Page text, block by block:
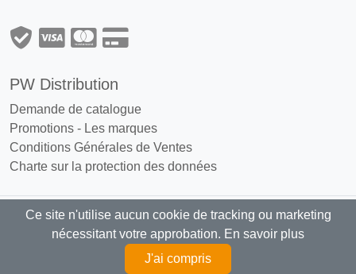
PW Distribution
Demande de catalogue
Promotions - Les marques
Conditions Générales de Ventes
Charte sur la protection des données
PW Distribution : Grossiste, distributeur
articles fumeurs exclusivement réservé aux professionnels
Ce site n'utilise aucun cookie de tracking ou marketing
nécessitant votre approbation. En savoir plus
J'ai compris